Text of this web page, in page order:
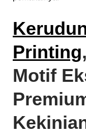
Printing
Motif